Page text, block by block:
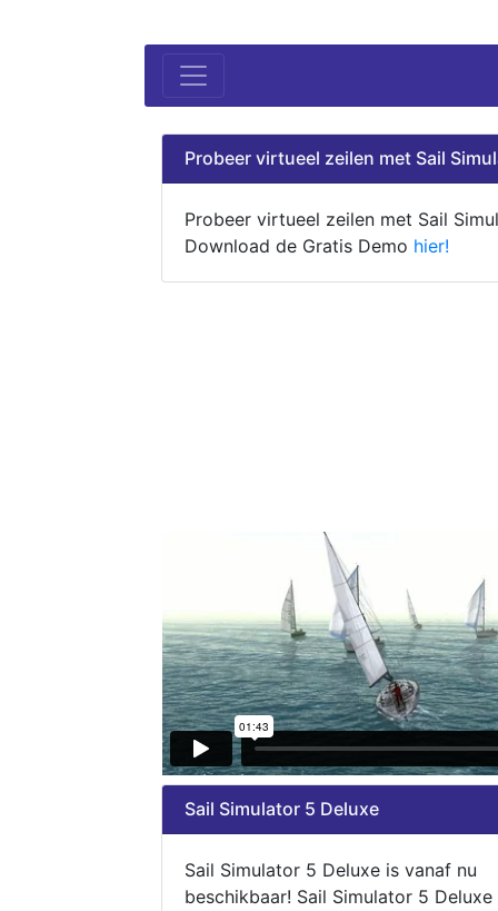
Probeer virtueel zeilen met Sail
Probeer virtueel zeilen met Sail
Download de Gratis Demo hier!
Sail Simulator 5 Deluxe
Sail Simulator 5 Deluxe is vanaf nu
beschikbaar! Sail Simulator 5